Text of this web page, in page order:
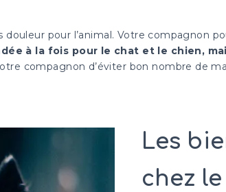
douleur pour l’animal. Votre compagnon
à la fois pour le chat et le chien,
compagnon d’éviter bon nombre de
Les
chez